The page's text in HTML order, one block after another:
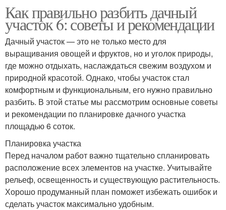
Как правильно разбить дачный
участок 6: советы и рекомендации
Дачный участок — это не только место для
выращивания овощей и фруктов, но и уголок природы,
где можно отдыхать, наслаждаться свежим воздухом и
природной красотой. Однако, чтобы участок стал
комфортным и функциональным, его нужно правильно
разбить. В этой статье мы рассмотрим основные советы
и рекомендации по планировке дачного участка
площадью 6 соток.
Планировка участка
Перед началом работ важно тщательно спланировать
расположение всех элементов на участке. Учитывайте
рельеф, освещенность и существующую растительность.
Хорошо продуманный план поможет избежать ошибок и
сделать участок максимально удобным.